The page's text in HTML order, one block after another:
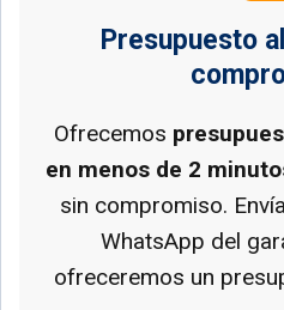
Presupuesto
Ofrecemos
en menos de 2
sin compromiso.
WhatsApp del
ofreceremos un